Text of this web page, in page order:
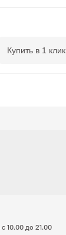
Купить в 1 клик
10.00 до 21.00